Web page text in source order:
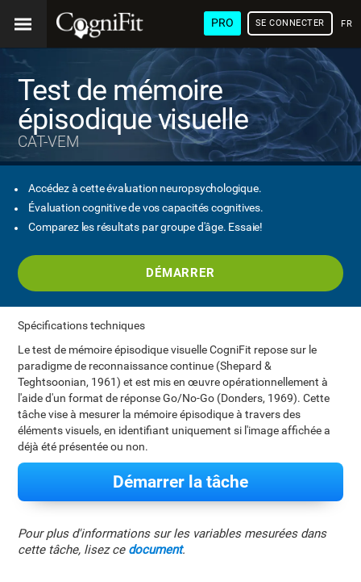
PRO SE CONNECTER
Test de mémoire
épisodique visuelle
CAT-VEM
Accédez à cette évaluation neuropsychologique.
Évaluation cognitive de vos capacités cognitives.
Comparez les résultats par groupe d'âge. Essaie!
DÉMARRER
Spécifications techniques
Le test de mémoire épisodique visuelle CogniFit repose sur le
paradigme de reconnaissance continue (Shepard &
Teghtsoonian, 1961) et est mis en œuvre opérationnellement à
l'aide d'un format de réponse Go/No-Go (Donders, 1969). Cette
tâche vise à mesurer la mémoire épisodique à travers des
éléments visuels, en identifiant uniquement si l'image affichée a
déjà été présentée ou non.
Démarrer la tâche
Pour plus d'informations sur les variables mesurées dans
cette tâche, lisez ce document.